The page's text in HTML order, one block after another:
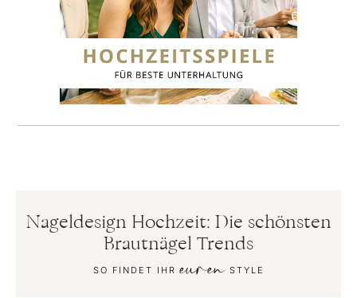
Nageldesign Hochzeit: Die schönsten
Brautnägel Trends
SO FINDET IHReurenSTYLE